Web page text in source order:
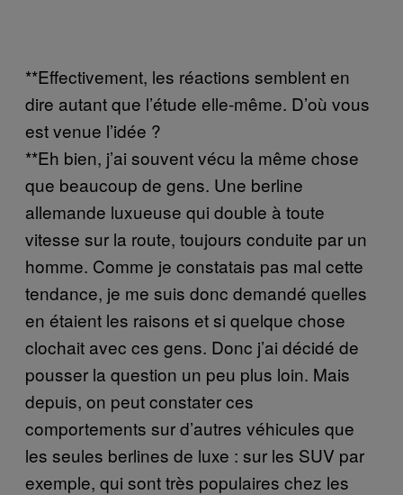
**Effectivement, les réactions semblent en
dire autant que l’étude elle-même. D’où vous
est venue l’idée ?
**Eh bien, j’ai souvent vécu la même chose
que beaucoup de gens. Une berline
allemande luxueuse qui double à toute
vitesse sur la route, toujours conduite par un
homme. Comme je constatais pas mal cette
tendance, je me suis donc demandé quelles
en étaient les raisons et si quelque chose
clochait avec ces gens. Donc j’ai décidé de
pousser la question un peu plus loin. Mais
depuis, on peut constater ces
comportements sur d’autres véhicules que
les seules berlines de luxe : sur les SUV par
exemple, qui sont très populaires chez les